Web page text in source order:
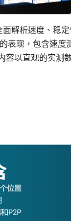
解析速度、稳
表现，包含速度
容以直观的实测